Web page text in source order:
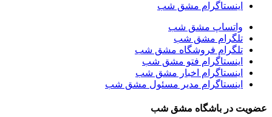
اینستاگرام مشق شب
واتساپ مشق شب
تلگرام مشق شب
تلگرام فروشگاه مشق شب
اینستاگرام فتو مشق شب
اینستاگرام اخبار مشق شب
اینستاگرام مدیر مسئول مشق شب
عضویت در باشگاه مشق شب